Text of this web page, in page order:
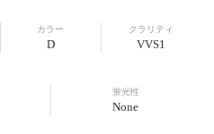
カラー
D
クラリティ
VVS1
蛍光性
None